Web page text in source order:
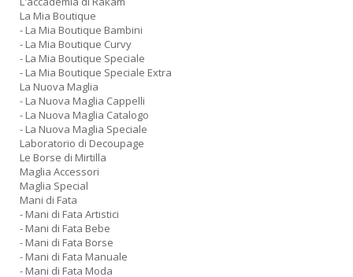
La Mia Boutique
- La Mia Boutique Bambini
- La Mia Boutique Curvy
- La Mia Boutique Speciale
- La Mia Boutique Speciale Extra
La Nuova Maglia
- La Nuova Maglia Cappelli
- La Nuova Maglia Catalogo
- La Nuova Maglia Speciale
Laboratorio di Decoupage
Le Borse di Mirtilla
Maglia Accessori
Maglia Special
Mani di Fata
- Mani di Fata Artistici
- Mani di Fata Bebe
- Mani di Fata Borse
- Mani di Fata Manuale
- Mani di Fata Moda